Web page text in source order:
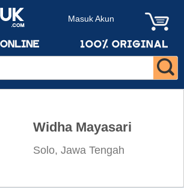
Masuk Akun
Widha Mayasari
Solo, Jawa Tengah